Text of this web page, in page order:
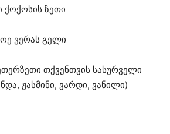
ქოქოსის ზეთი
ვერას გელი
თქვენთვის სასურველი
ჟასმინი, ვარდი, ვანილი)